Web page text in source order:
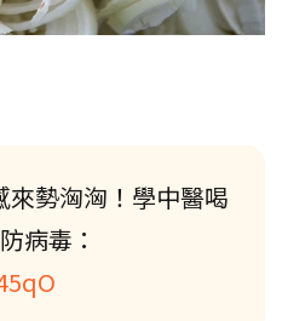
勢洶洶！學中醫喝
病毒：